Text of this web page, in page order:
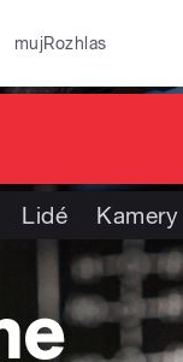
mujRozhlas
Lidé Kamery